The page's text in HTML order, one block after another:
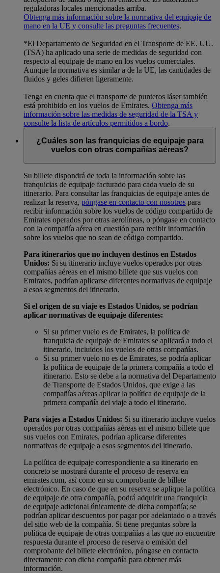
reguladoras locales mencionadas arriba.
Obtenga más información sobre la normativa del equipaje de
mano en la UE y consulte las preguntas frecuentes.
*El Departamento de Seguridad en el Transporte de EE. UU.
(TSA) ha aplicado una serie de medidas de seguridad con
respecto al equipaje de mano en los vuelos comerciales.
Aunque la normativa es similar a de la UE, las cantidades de
fluidos y geles difieren ligeramente.
Tenga en cuenta que el transporte de punteros láser también
está prohibido en los vuelos de Emirates. Obtenga más
información sobre las medidas de seguridad de la TSA y
consulte la lista de artículos permitidos a bordo.
¿Cuáles son las franquicias de equipaje para
vuelos con otras compañías aéreas?
Su billete dispondrá de toda la información sobre las
franquicias de equipaje facturado para cada vuelo de su
itinerario. Para consultar las franquicias de equipaje antes de
realizar la reserva, póngase en contacto con nosotros para
recibir información sobre los vuelos de código compartido de
Emirates operados por otras aerolíneas, o póngase en contacto
con la compañía aérea en cuestión para recibir información
sobre los vuelos que no sean de código compartido.
Para itinerarios que no incluyen destinos en Estados
Unidos: Si su itinerario incluye vuelos operados por otras
compañías aéreas en el mismo billete que sus vuelos con
Emirates, podrían aplicarse diferentes normativas de equipaje
a esos segmentos del itinerario.
Si el origen de su viaje es Estados Unidos, se podrían
aplicar normativas de equipaje diferentes:
Si su primer vuelo es de Emirates, la política de
franquicia de equipaje de Emirates se aplicará a todo el
itinerario, incluidos los vuelos de otras compañías.
Si su primer vuelo no es de Emirates, se podría aplicar
la política de equipaje de la primera compañía a todo el
itinerario. Esto se debe a la normativa del Departamento
de Transporte de Estados Unidos, que exige a las
compañías aéreas aplicar la política de equipaje de la
primera compañía del viaje a todo el itinerario.
Para viajes a Estados Unidos: Si su itinerario incluye vuelos
operados por otras compañías aéreas en el mismo billete que
sus vuelos con Emirates, podrían aplicarse diferentes
normativas de equipaje a esos segmentos del itinerario.
La política de equipaje correspondiente a su itinerario en
concreto se mostrará durante el proceso de reserva en
emirates.com, así como en su comprobante de billete
electrónico. En caso de que en su reserva se aplique la política
de equipaje de otra compañía, podrá adquirir una franquicia
de equipaje adicional únicamente de dicha compañía; se
podrían aplicar descuentos por pagar por adelantado o a través
del sitio web de la compañía. Si tiene preguntas sobre la
política de equipaje de otras compañías a las que no encuentre
respuesta durante el proceso de reserva o emisión del
comprobante del billete electrónico, póngase en contacto
directamente con dicha compañía para obtener más
información.